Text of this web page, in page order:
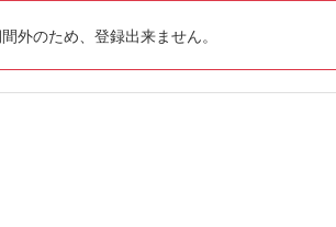
外のため、登録出来ません。